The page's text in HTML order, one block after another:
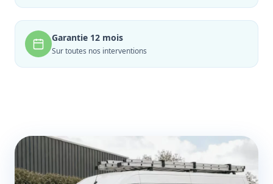
Garantie 12 mois
Sur toutes nos interventions